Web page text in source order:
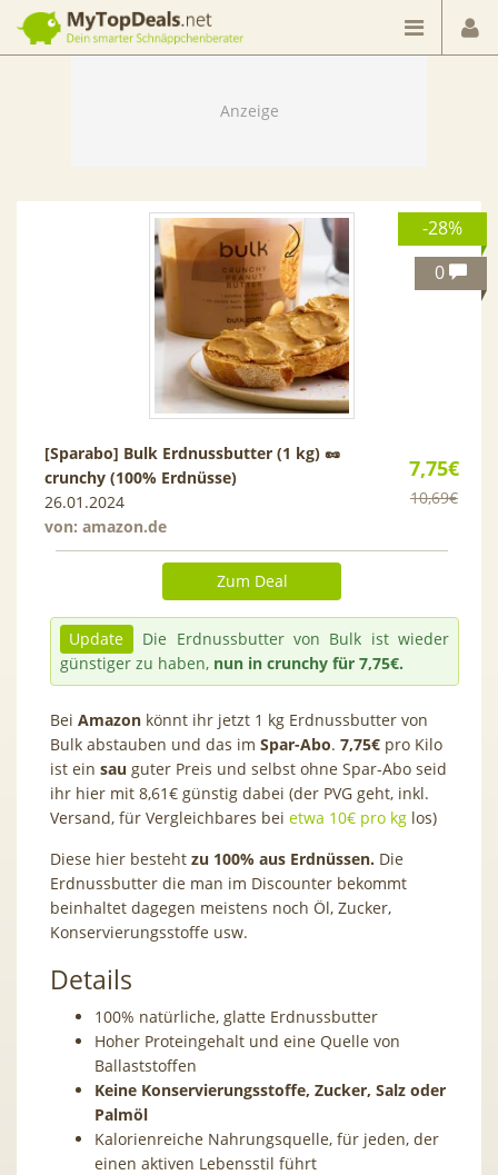
Dein smarter Schnäppchenberater
-28%
0
7,75€
10,69€
[Sparabo] Bulk Erdnussbutter (1 kg) 🥜
crunchy (100% Erdnüsse)
26.01.2024
von: amazon.de
Zum Deal
Update
Die Erdnussbutter von Bulk ist wieder
günstiger zu haben, nun in crunchy für 7,75€.
Bei Amazon könnt ihr jetzt 1 kg Erdnussbutter von
Bulk abstauben und das im Spar-Abo. 7,75€ pro Kilo
ist ein sau guter Preis und selbst ohne Spar-Abo seid
ihr hier mit 8,61€ günstig dabei (der PVG geht, inkl.
Versand, für Vergleichbares bei etwa 10€ pro kg los)
Diese hier besteht zu 100% aus Erdnüssen. Die
Erdnussbutter die man im Discounter bekommt
beinhaltet dagegen meistens noch Öl, Zucker,
Konservierungsstoffe usw.
Details
100% natürliche, glatte Erdnussbutter
Hoher Proteingehalt und eine Quelle von
Ballaststoffen
Keine Konservierungsstoffe, Zucker, Salz oder
Palmöl
Kalorienreiche Nahrungsquelle, für jeden, der
einen aktiven Lebensstil führt